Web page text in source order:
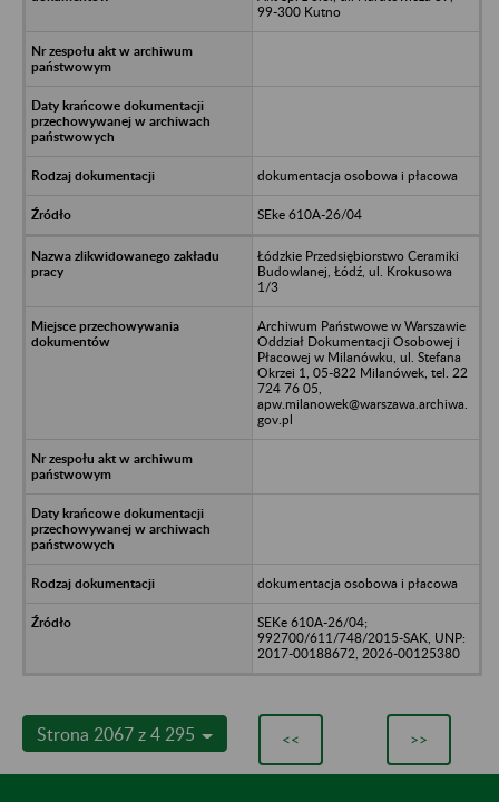
99-300 Kutno
dokumentacja osobowa i płacowa
SEke 610A-26/04
Łódzkie Przedsiębiorstwo Ceramiki
Budowlanej, Łódź, ul. Krokusowa
1/3
Archiwum Państwowe w Warszawie
Oddział Dokumentacji Osobowej i
Płacowej w Milanówku, ul. Stefana
Okrzei 1, 05-822 Milanówek, tel. 22
724 76 05,
apw.milanowek@warszawa.archiwa.
gov.pl
dokumentacja osobowa i płacowa
SEKe 610A-26/04;
992700/611/748/2015-SAK, UNP:
2017-00188672, 2026-00125380
Strona 2067 z 4 295 << >>